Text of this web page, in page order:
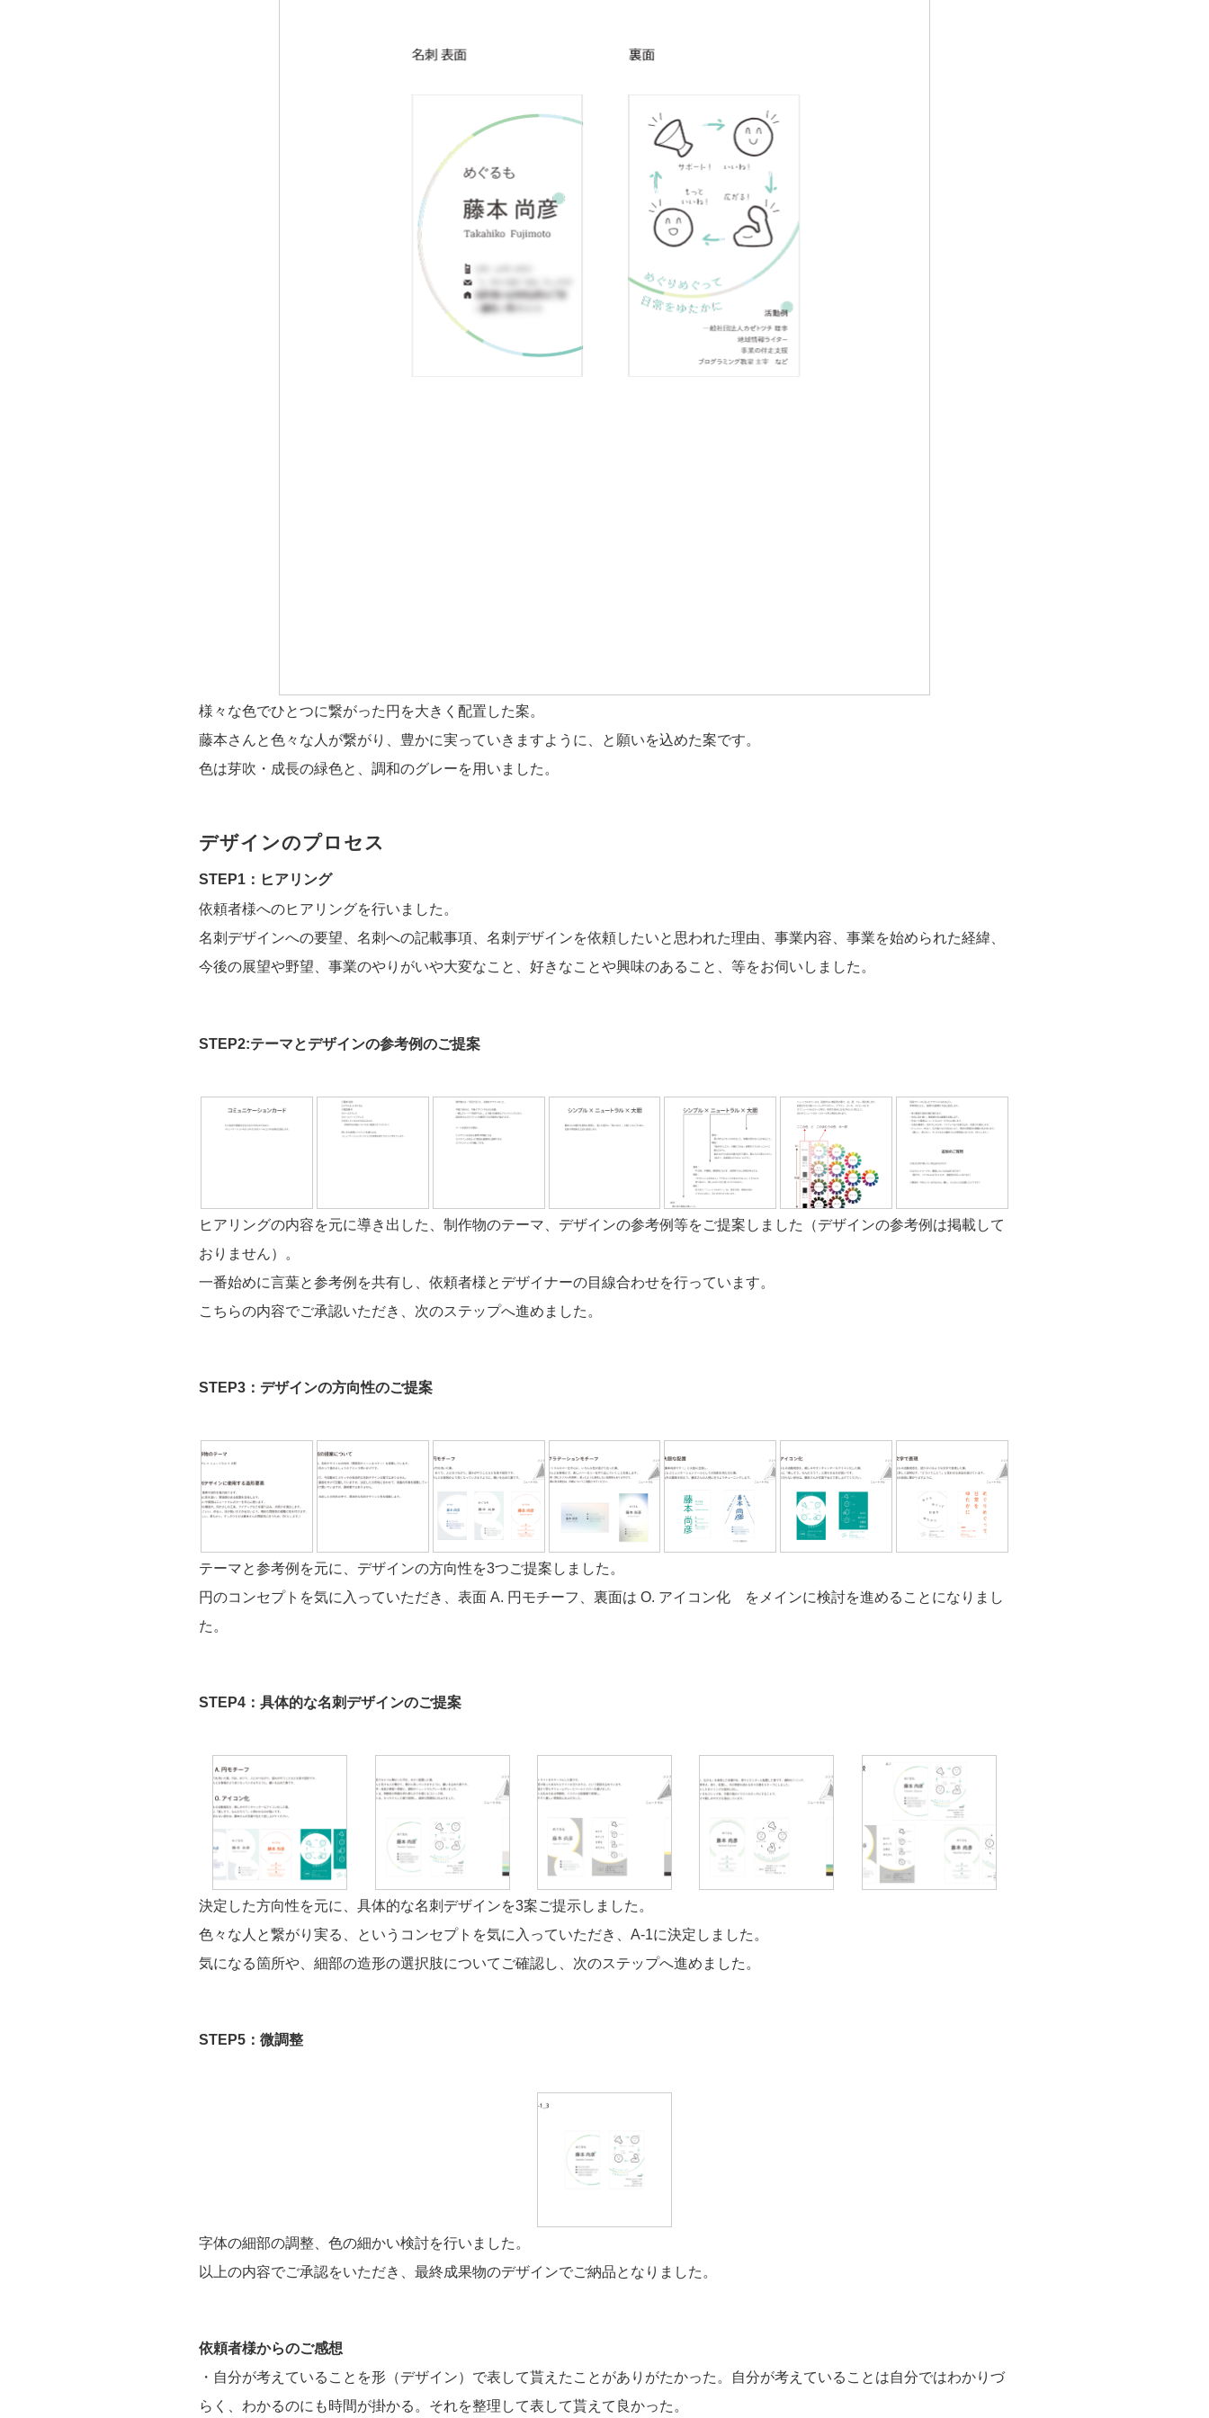
様々な色でひとつに繋がった円を大きく配置した案。
藤本さんと色々な人が繋がり、豊かに実っていきますように、と願いを込めた案です。
色は芽吹・成長の緑色と、調和のグレーを用いました。
デザインのプロセス
STEP1：ヒアリング
依頼者様へのヒアリングを行いました。
名刺デザインへの要望、名刺への記載事項、名刺デザインを依頼したいと思われた理由、事業内容、事業を始められた経緯、
今後の展望や野望、事業のやりがいや大変なこと、好きなことや興味のあること、等をお伺いしました。
STEP2:テーマとデザインの参考例のご提案
ヒアリングの内容を元に導き出した、制作物のテーマ、デザインの参考例等をご提案しました（デザインの参考例は掲載して
おりません）。
一番始めに言葉と参考例を共有し、依頼者様とデザイナーの目線合わせを行っています。
こちらの内容でご承認いただき、次のステップへ進めました。
STEP3：デザインの方向性のご提案
テーマと参考例を元に、デザインの方向性を3つご提案しました。
円のコンセプトを気に入っていただき、表面 A. 円モチーフ、裏面は O. アイコン化 をメインに検討を進めることになりまし
た。
STEP4：具体的な名刺デザインのご提案
決定した方向性を元に、具体的な名刺デザインを3案ご提示しました。
色々な人と繋がり実る、というコンセプトを気に入っていただき、A-1に決定しました。
気になる箇所や、細部の造形の選択肢についてご確認し、次のステップへ進めました。
STEP5：微調整
字体の細部の調整、色の細かい検討を行いました。
以上の内容でご承認をいただき、最終成果物のデザインでご納品となりました。
依頼者様からのご感想
・自分が考えていることを形（デザイン）で表して貰えたことがありがたかった。自分が考えていることは自分ではわかりづ
らく、わかるのにも時間が掛かる。それを整理して表して貰えて良かった。